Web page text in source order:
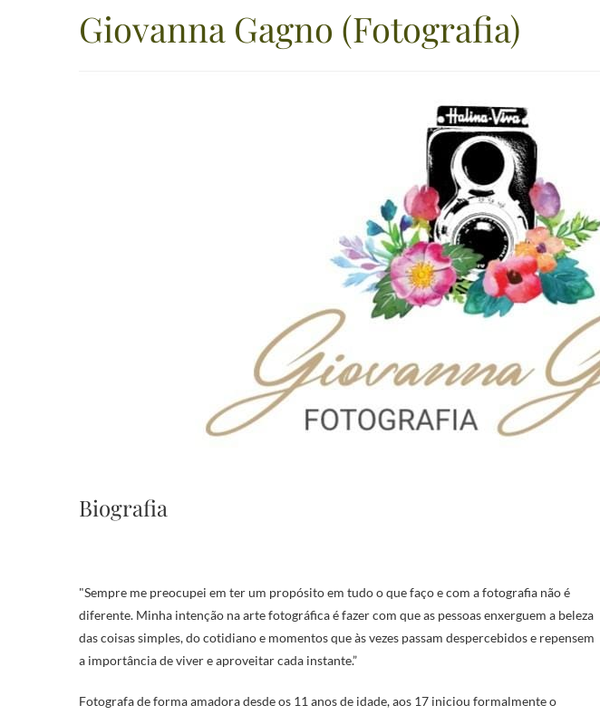
Giovanna Gagno (Fotografia)
Biografia
"Sempre me preocupei em ter um propósito em tudo o que faço e com a fotografia não é
diferente. Minha intenção na arte fotográfica é fazer com que as pessoas enxerguem a beleza
das coisas simples, do cotidiano e momentos que às vezes passam despercebidos e repensem
a importância de viver e aproveitar cada instante.”
Fotografa de forma amadora desde os 11 anos de idade, aos 17 iniciou formalmente o